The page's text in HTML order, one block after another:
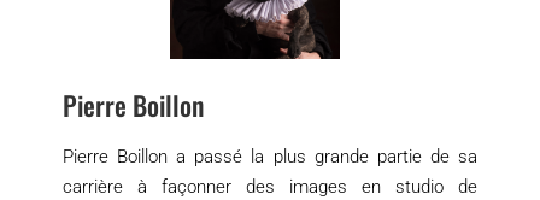
Pierre Boillon
Pierre Boillon a passé la plus grande partie de sa
carrière à façonner des images en studio de